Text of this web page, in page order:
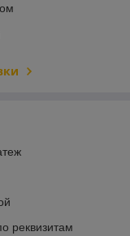
реквизитам